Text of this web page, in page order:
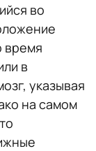
во
время
в
указывая
на самом